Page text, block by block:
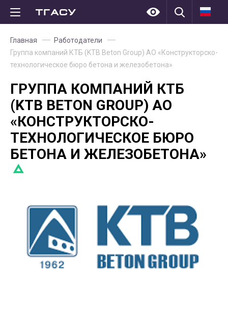
Главная
Работодатели
Группа компаний КТБ (KTB Beton Group) АО «Конструкторско-
технологическое бюро бетона и железобетона»
ГРУППА КОМПАНИЙ КТБ
(KTB BETON GROUP) АО
«КОНСТРУКТОРСКО-
ТЕХНОЛОГИЧЕСКОЕ БЮРО
БЕТОНА И ЖЕЛЕЗОБЕТОНА»